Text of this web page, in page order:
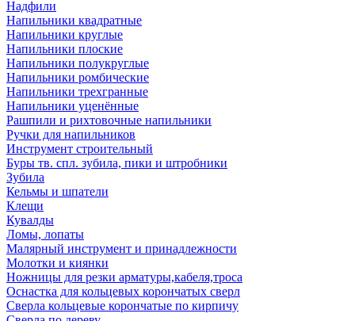
Надфили
Напильники квадратные
Напильники круглые
Напильники плоские
Напильники полукруглые
Напильники ромбические
Напильники трехгранные
Напильники уценённые
Рашпили и рихтовочные напильники
Ручки для напильников
Инструмент строительный
Буры тв. спл. зубила, пики и штробники
Зубила
Кельмы и шпатели
Клещи
Кувалды
Ломы, лопаты
Малярный инструмент и принадлежности
Молотки и киянки
Ножницы для резки арматуры,кабеля,троса
Оснастка для кольцевых корончатых сверл
Сверла кольцевые корончатые по кирпичу